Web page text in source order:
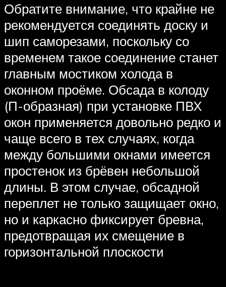
Обратите внимание, что крайне не
рекомендуется соединять доску и
шип саморезами, поскольку со
временем такое соединение станет
главным мостиком холода в
оконном проёме. Обсада в колоду
(П-образная) при установке ПВХ
окон применяется довольно редко и
чаще всего в тех случаях, когда
между большими окнами имеется
простенок из брёвен небольшой
длины. В этом случае, обсадной
переплет не только защищает окно,
но и каркасно фиксирует бревна,
предотвращая их смещение в
горизонтальной плоскости